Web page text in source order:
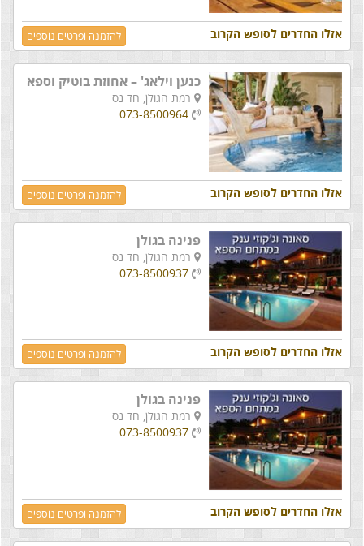
אזלו החדרים לסופש הקרוב להזמנה ופרטים נוספים
כנען וילאג' – אחוזת בוטיק וספא
רמת הגולן, חד נס
073-8500964
אזלו החדרים לסופש הקרוב להזמנה ופרטים נוספים
פנינה בגולן
רמת הגולן, חד נס
073-8500937
אזלו החדרים לסופש הקרוב להזמנה ופרטים נוספים
פנינה בגולן
רמת הגולן, חד נס
073-8500937
אזלו החדרים לסופש הקרוב להזמנה ופרטים נוספים